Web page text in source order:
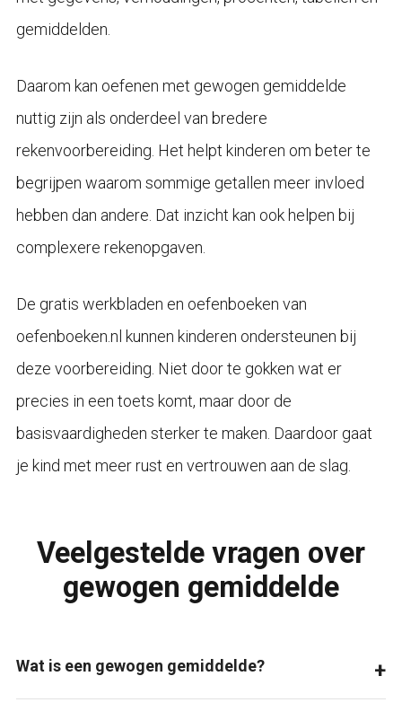
gemiddelden.
Daarom kan oefenen met gewogen gemiddelde
nuttig zijn als onderdeel van bredere
rekenvoorbereiding. Het helpt kinderen om beter te
begrijpen waarom sommige getallen meer invloed
hebben dan andere. Dat inzicht kan ook helpen bij
complexere rekenopgaven.
De gratis werkbladen en oefenboeken van
oefenboeken.nl kunnen kinderen ondersteunen bij
deze voorbereiding. Niet door te gokken wat er
precies in een toets komt, maar door de
basisvaardigheden sterker te maken. Daardoor gaat
je kind met meer rust en vertrouwen aan de slag.
Veelgestelde vragen over
gewogen gemiddelde
Wat is een gewogen gemiddelde?